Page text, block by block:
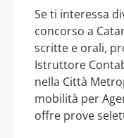
Se ti interessa
concorso a
scritte e orali,
Istruttore
nella Città
mobilità per
offre prove